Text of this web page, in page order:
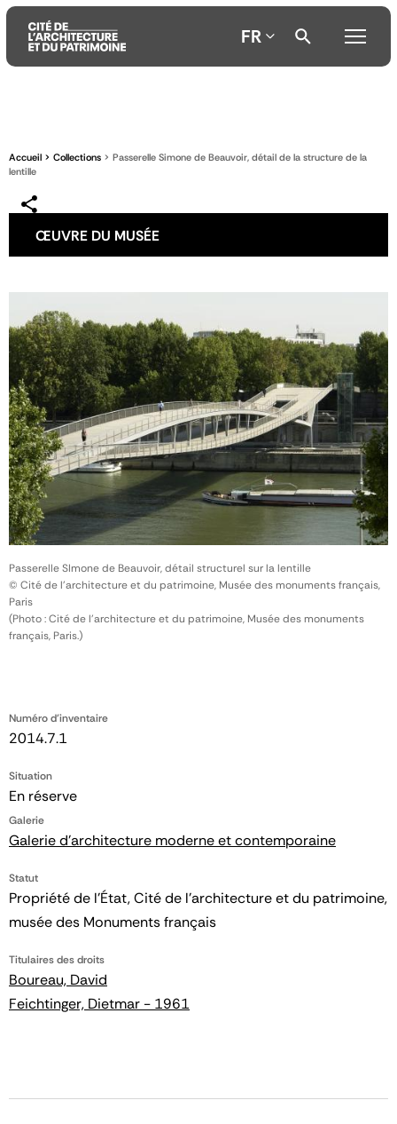
contenu
principal
menu
principal
la
recherche
FR
Accueil Collections
Passerelle Simone de Beauvoir, détail de la structure de la
lentille
ŒUVRE DU MUSÉE
Numéro d'inventaire
2014.7.1
Situation
En réserve
Galerie
Galerie d'architecture moderne et contemporaine
Statut
Propriété de l’État, Cité de l’architecture et du patrimoine,
musée des Monuments français
Titulaires des droits
Boureau, David
Feichtinger, Dietmar - 1961
Passerelle SImone de Beauvoir, détail structurel sur la lentille
© Cité de l'architecture et du patrimoine, Musée des monuments français,
Paris
(Photo : Cité de l'architecture et du patrimoine, Musée des monuments
français, Paris.)